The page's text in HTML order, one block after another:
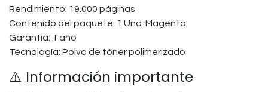
Rendimiento: 19.000 páginas
Contenido del paquete: 1 Und. Magenta
Garantía: 1 año
Tecnología: Polvo de tóner polimerizado
⚠️ Información importante